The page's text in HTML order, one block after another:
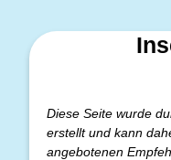
Diese Seite wurde
erstellt und kann
angebotenen